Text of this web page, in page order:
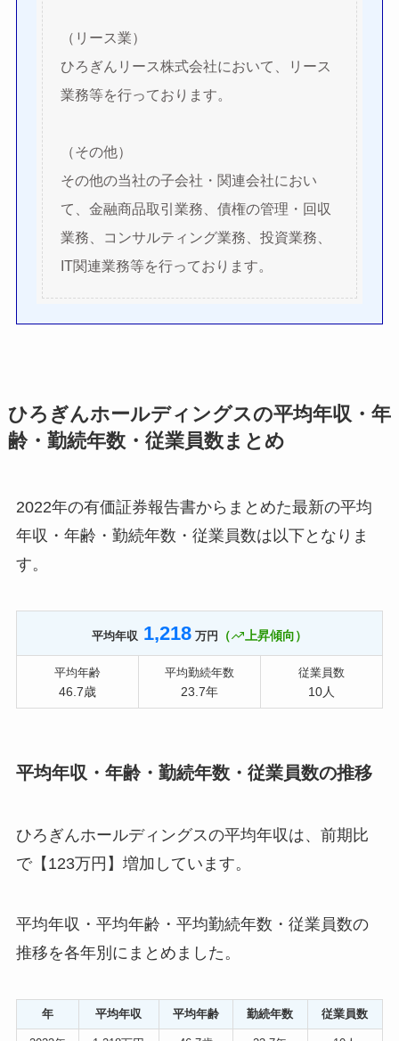
（リース業）
ひろぎんリース株式会社において、リース
業務等を行っております。
（その他）
その他の当社の子会社・関連会社におい
て、金融商品取引業務、債権の管理・回収
業務、コンサルティング業務、投資業務、
IT関連業務等を行っております。
ひろぎんホールディングスの平均年収・年
齢・勤続年数・従業員数まとめ
2022年の有価証券報告書からまとめた最新の平均
年収・年齢・勤続年数・従業員数は以下となりま
す。
平均年収 1,218 万円 （ 上昇傾向）
平均年齢
46.7歳
平均勤続年数
23.7年
従業員数
10人
平均年収・年齢・勤続年数・従業員数の推移
ひろぎんホールディングスの平均年収は、前期比
で【123万円】増加しています。
平均年収・平均年齢・平均勤続年数・従業員数の
推移を各年別にまとめました。
年 平均年収 平均年齢 勤続年数 従業員数